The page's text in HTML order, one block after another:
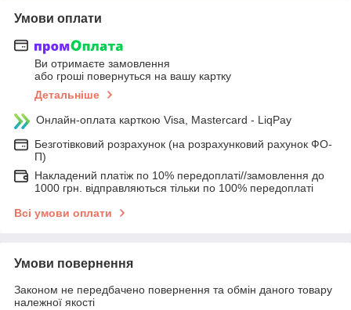
Умови оплати
Ви отримаєте замовлення
або гроші повернуться на вашу картку
Детальніше
Онлайн-оплата карткою Visa, Mastercard - LiqPay
Безготівковий розрахунок (на розрахунковий рахунок ФО-
П)
Накладений платіж по 10% передоплаті//замовлення до
1000 грн. відправляються тільки по 100% передоплаті
Всі умови оплати
Умови повернення
Законом не передбачено повернення та обмін даного товару
належної якості